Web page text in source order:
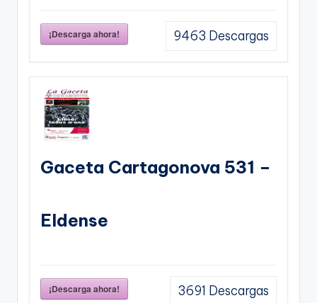
¡Descarga ahora! 9463 Descargas
Gaceta Cartagonova 531 –
Eldense
¡Descarga ahora! 3691 Descargas